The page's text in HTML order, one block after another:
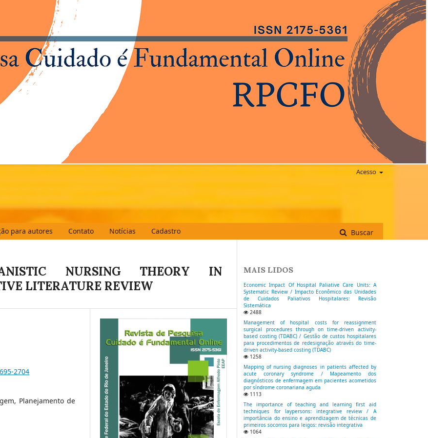
para autores Contato Notícias Cadastro Buscar
Acesso
NURSING THEORY IN
LITERATURE REVIEW
2704
Planejamento de
MAIS LIDOS
Economic Impact Of Hospital Paliative Care Units: A
Systematic Review / Impacto Econômico das Unidades
de Cuidados Paliativos Hospitalares: Revisão
Sistemática
2488
Management of hospital costs for reassignment
surgical procedures through on time-driven activity-
based costing (TDABC) / Gestão de custos hospitalares
para procedimentos de redesignação através do time-
driven activity-based costing (TDABC)
1258
Mapping of nursing diagnoses in patients affected by
acute coronary syndrome / Mapeamento dos
diagnósticos de enfermagem em pacientes acometidos
por síndrome coronariana aguda
1113
The importance of teaching and learning first aid
techniques for laypersons: integrative review / A
importância do ensino e aprendizagem de técnicas de
primeiros socorros para leigos: revisão integrativa
1064